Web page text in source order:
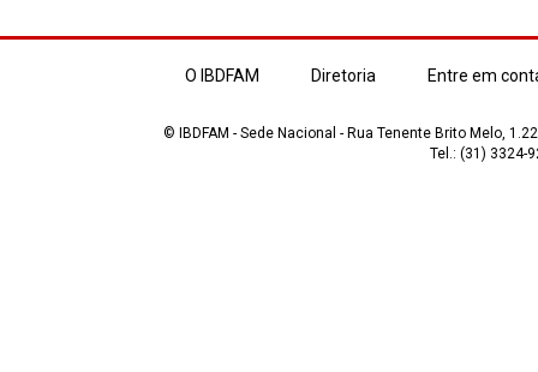
O IBDFAM Diretoria Entre em
© IBDFAM - Sede Nacional - Rua Tenente Brito Melo,
Tel.: (31) 3324-